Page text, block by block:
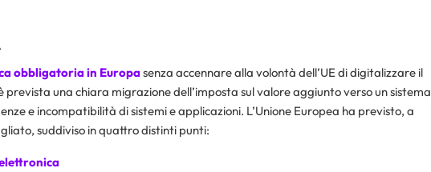
obbligatoria in Europasenza accennare alla volontà dell’UE di digitalizzare il
prevista una chiara migrazione dell’imposta sul valore aggiunto verso un sistema
e incompatibilità di sistemi e applicazioni. L’Unione Europea ha previsto, a
suddiviso in quattro distinti punti: